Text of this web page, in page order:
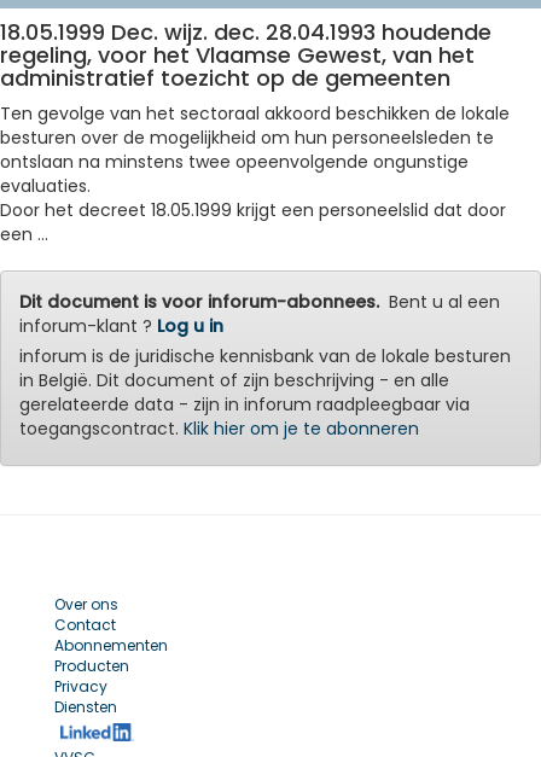
18.05.1999 Dec. wijz. dec. 28.04.1993 houdende
regeling, voor het Vlaamse Gewest, van het
administratief toezicht op de gemeenten
Ten gevolge van het sectoraal akkoord beschikken de lokale
besturen over de mogelijkheid om hun personeelsleden te
ontslaan na minstens twee opeenvolgende ongunstige
evaluaties.
Door het decreet 18.05.1999 krijgt een personeelslid dat door
een ...
Dit document is voor inforum-abonnees.Bent u al een
inforum-klant ? Log u in
inforum is de juridische kennisbank van de lokale besturen
in België. Dit document of zijn beschrijving - en alle
gerelateerde data - zijn in inforum raadpleegbaar via
toegangscontract. Klik hier om je te abonneren
Over ons
Contact
Abonnementen
Producten
Privacy
Diensten